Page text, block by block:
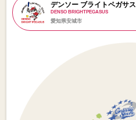
デンソー ブライトペガサス
DENSO BRIGHTPEGASUS
愛知県安城市